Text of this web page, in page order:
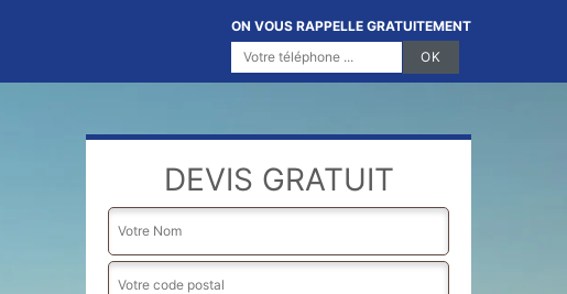
ON VOUS RAPPELLE GRATUITEMENT
DEVIS GRATUIT